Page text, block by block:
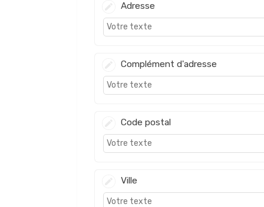
Adresse
Complément d'adresse
Code postal
Ville